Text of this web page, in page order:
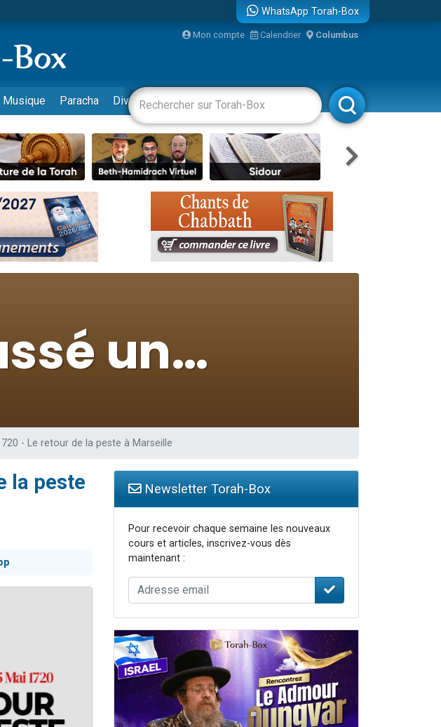
aux Orphelins
dans un appartement insalubre
de Yohan
WhatsApp Torah-Box
Mon compte Calendrier Columbus
Musique Paracha Divertissements Livres Rabbanim
- Le retour de la peste à Marseille
la peste
Newsletter Torah-Box
Pour recevoir chaque semaine les nouveaux
cours et articles, inscrivez-vous dès
maintenant :